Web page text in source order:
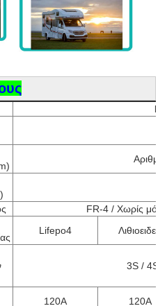
FR-4 / Χωρίς
Lifepo4
Λιθιοειδείς
3S / 4S /
120Α 120Α